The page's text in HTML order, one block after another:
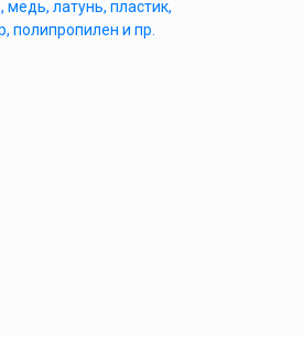
медь, латунь, пластик,
полипропилен и пр.